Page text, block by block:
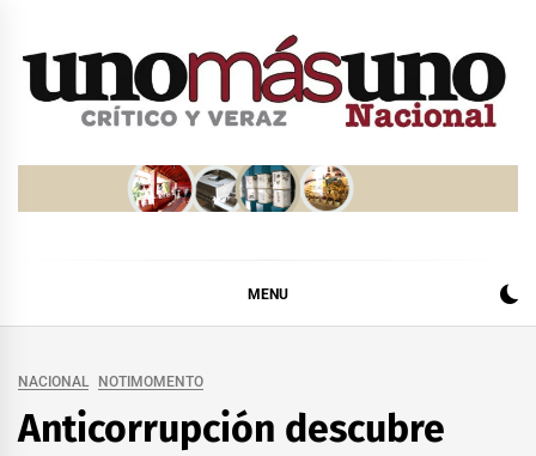
MENU
NACIONAL NOTIMOMENTO
Anticorrupción descubre